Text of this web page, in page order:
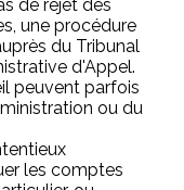
de rejet des
une procédure
du Tribunal
d'Appel.
peuvent parfois
ou du
les comptes